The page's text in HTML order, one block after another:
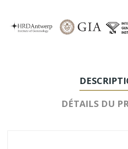
DÉTAILS DU